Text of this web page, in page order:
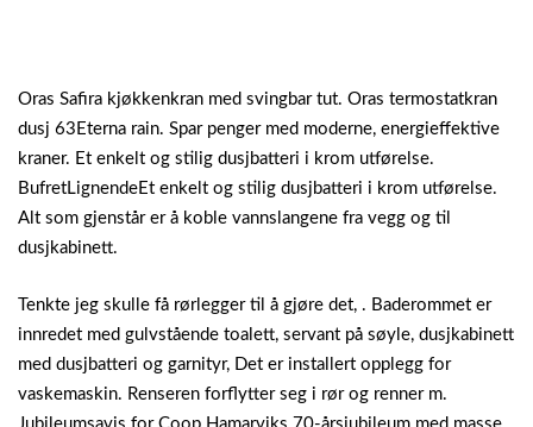
Oras Safira kjøkkenkran med svingbar tut. Oras termostatkran
dusj 63Eterna rain. Spar penger med moderne, energieffektive
kraner. Et enkelt og stilig dusjbatteri i krom utførelse.
BufretLignendeEt enkelt og stilig dusjbatteri i krom utførelse.
Alt som gjenstår er å koble vannslangene fra vegg og til
dusjkabinett.
Tenkte jeg skulle få rørlegger til å gjøre det, . Baderommet er
innredet med gulvstående toalett, servant på søyle, dusjkabinett
med dusjbatteri og garnityr, Det er installert opplegg for
vaskemaskin. Renseren forflytter seg i rør og renner m.